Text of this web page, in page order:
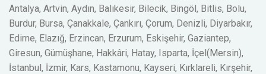
Antalya, Artvin, Aydın, Balıkesir, Bilecik, Bingöl, Bitlis, Bolu,
Burdur, Bursa, Çanakkale, Çankırı, Çorum, Denizli, Diyarbakır,
Edirne, Elazığ, Erzincan, Erzurum, Eskişehir, Gaziantep,
Giresun, Gümüşhane, Hakkâri, Hatay, Isparta, İçel(Mersin),
İstanbul, İzmir, Kars, Kastamonu, Kayseri, Kırklareli, Kırşehir,